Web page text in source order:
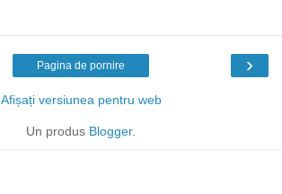
›
Pagina de pornire
Afișați versiunea pentru web
Un produs Blogger.